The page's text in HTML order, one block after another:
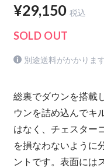
¥29,150 税込
SOLD OUT
別途送料がかかります
総裏でダウンを搭載
ウンを詰め込んでキ
はなく、チェスター
を損なわないように
ントです。表面には